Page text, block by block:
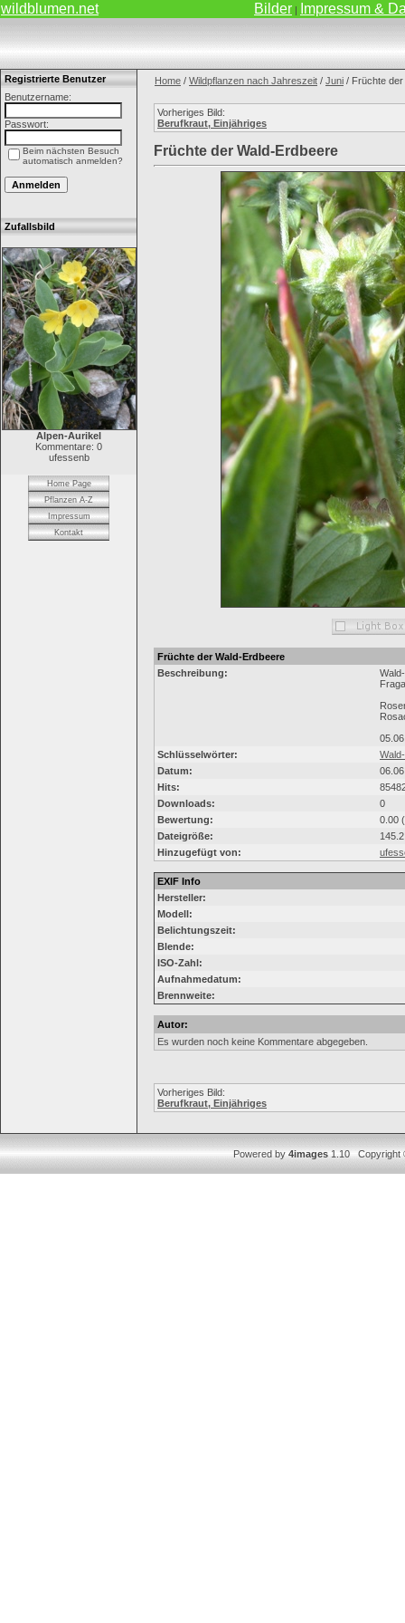
wildblumen.net Bilder | Impressum &
Registrierte Benutzer
Benutzername:
Passwort:
Beim nächsten Besuch
automatisch anmelden?
Zufallsbild
Alpen-Aurikel
Kommentare: 0
ufessenb
Home Page
Pflanzen A-Z
Impressum
Kontakt
Home / Wildpflanzen nach Jahreszeit / Juni / Früchte
Vorheriges Bild:
Berufkraut, Einjähriges
Früchte der Wald-Erdbeere
Früchte der Wald-Erdbeere
Beschreibung:
Schlüsselwörter:
Datum:
Hits:
Downloads:
0
Bewertung:
0.00
Dateigröße:
Hinzugefügt von:
EXIF Info
Hersteller:
Modell:
Belichtungszeit:
Blende:
ISO-Zahl:
Aufnahmedatum:
Brennweite:
Autor:
Es wurden noch keine Kommentare abgegeben.
Vorheriges Bild:
Berufkraut, Einjähriges
Powered by4images1.10 Copyright